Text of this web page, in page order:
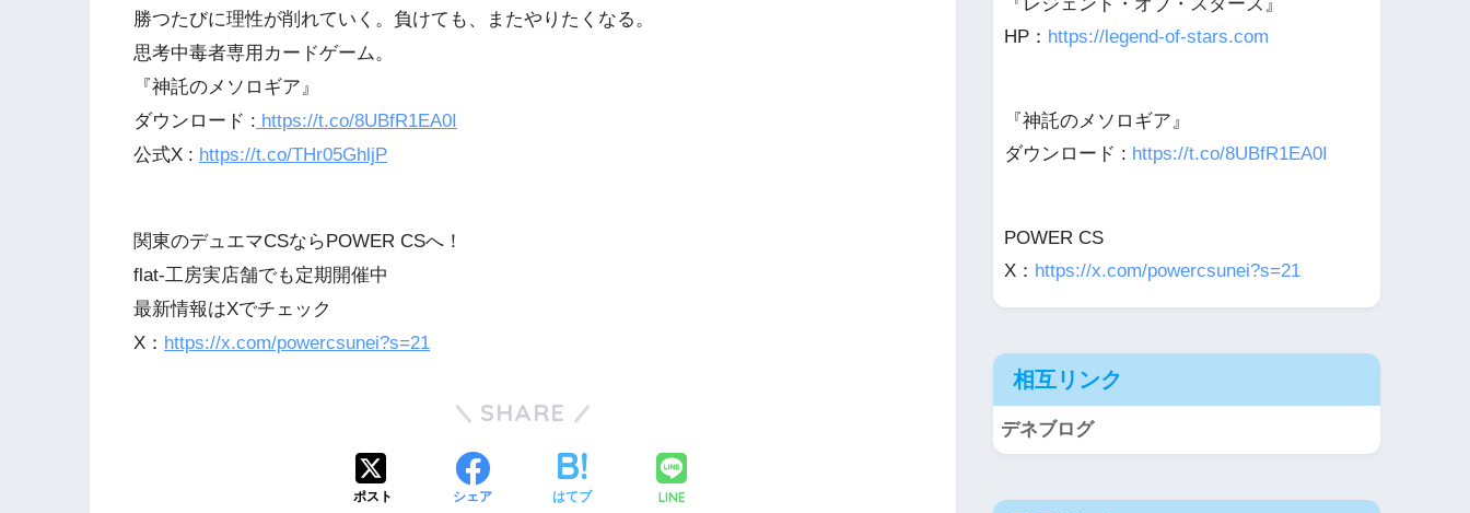
勝つたびに理性が削れていく。負けても、またやりたくなる。
思考中毒者専用カードゲーム。
『神託のメソロギア』
ダウンロード : https://t.co/8UBfR1EA0I
公式X : https://t.co/THr05GhljP
関東のデュエマCSならPOWER CSへ！
flat-工房実店舗でも定期開催中
最新情報はXでチェック
X： https://x.com/powercsunei?s=21
SHARE
ポスト シェア はてブ LINE
HP： https://legend-of-stars.com
『神託のメソロギア』
ダウンロード : https://t.co/8UBfR1EA0I
POWER CS
X： https://x.com/powercsunei?s=21
相互リンク
デネブログ